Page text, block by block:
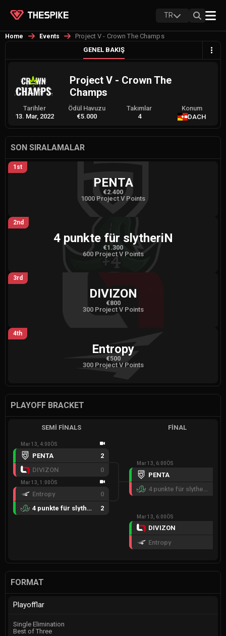
TR
Home Events
Project V - Crown The Champs
GENEL BAKIŞ
Project V - Crown The
Champs
Tarihler
13. Mar, 2022
Ödül Havuzu
€5.000
Takımlar
4
Konum
DACH
SON SIRALAMALAR
1st
PENTA
€2.400
1000 Project V Points
2nd
4 punkte für slytheriN
€1.300
600 Project V Points
3rd
DIVIZON
€800
300 Project V Points
4th
Entropy
€500
300 Project V Points
PLAYOFF BRACKET
SEMI FINALS
Mar 13, 4:00ÖS
PENTA
2
DIVIZON
0
Mar 13, 1:00ÖS
Entropy
0
4 punkte für slytheriN
2
FINAL
Mar 13, 6:00ÖS
PENTA
4 punkte für slytheriN
Mar 13, 6:00ÖS
DIVIZON
Entropy
FORMAT
Playofflar
Single Elimination
Best of Three